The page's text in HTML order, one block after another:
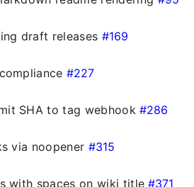
draft releases #169
#227
SHA to tag webhook#286
via noopener #315
with spaces on wiki title#371